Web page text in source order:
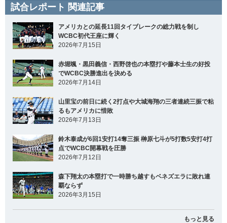
試合レポート 関連記事
アメリカとの延長11回タイブレークの総力戦を制し
WCBC初代王座に輝く
2026年7月15日
赤堀颯・黒田義信・西野啓也の本塁打や藤本士生の好投
でWCBC決勝進出を決める
2026年7月14日
山里宝の前日に続く2打点や大城海翔の三者連続三振で粘
るもアメリカに惜敗
2026年7月13日
鈴木泰成が6回1安打14奪三振 榊原七斗が5打数5安打4打
点でWCBC開幕戦を圧勝
2026年7月12日
森下翔太の本塁打で一時勝ち越すもベネズエラに敗れ連
覇ならず
2026年3月15日
もっと見る